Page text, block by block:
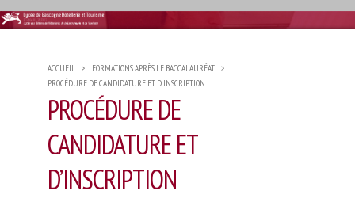
Règlement intérieur du lycée
ORGANIGRAMME
Personnel administratif
Conseil d’administration – Actes administratifs
Documents internes
ACCUEIL > FORMATIONS APRÈS LE BACCALAURÉAT >
PROCÉDURE DE CANDIDATURE ET D’INSCRIPTION
PROCÉDURE DE
CANDIDATURE ET
D’INSCRIPTION